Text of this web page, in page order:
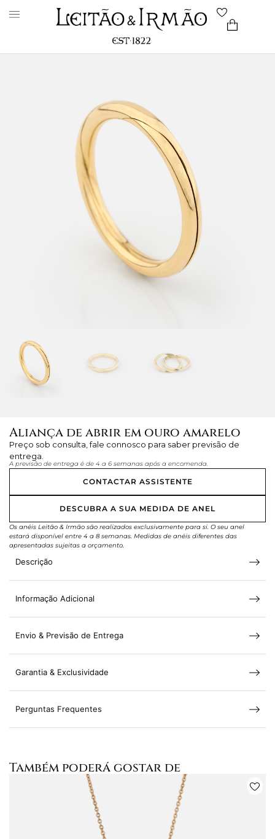
Aliança de abrir em ouro amarelo
Preço sob consulta, fale connosco para saber previsão de
entrega.
A previsão de entrega é de 4 a 6 semanas após a encomenda.
CONTACTAR ASSISTENTE
DESCUBRA A SUA MEDIDA DE ANEL
Os anéis Leitão & Irmão são realizados exclusivamente para si. O seu anel
estará disponível entre 4 a 8 semanas. Medidas de anéis diferentes das
apresentadas sujeitas a orçamento.
Descrição
Informação Adicional
Envio & Previsão de Entrega
Garantia & Exclusividade
Perguntas Frequentes
Também poderá gostar de